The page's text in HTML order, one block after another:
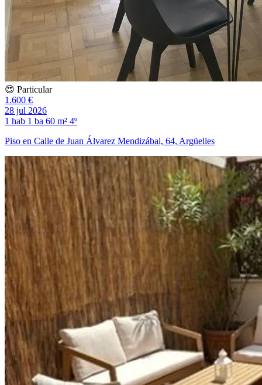
😍 Particular
1.600 €
28 jul 2026
1 hab 1 ba 60 m² 4º
Piso en Calle de Juan Álvarez Mendizábal, 64, Argüelles